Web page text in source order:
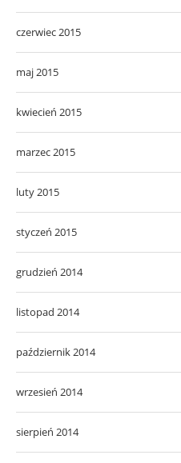
czerwiec 2015
maj 2015
kwiecień 2015
marzec 2015
luty 2015
styczeń 2015
grudzień 2014
listopad 2014
październik 2014
wrzesień 2014
sierpień 2014